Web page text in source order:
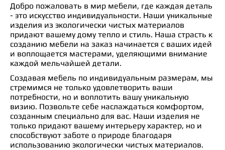
Добро пожаловать в мир мебели, где каждая деталь
- это искусство индивидуальности. Наши уникальные
изделия из экологически чистых материалов
придают вашему дому тепло и стиль. Наша страсть к
созданию мебели на заказ начинается с ваших идей
и воплощается мастерами, уделяющими внимание
каждой мельчайшей детали.
Создавая мебель по индивидуальным размерам, мы
стремимся не только удовлетворить ваши
потребности, но и воплотить вашу уникальную
визию. Позвольте себе наслаждаться комфортом,
созданным специально для вас. Наши изделия не
только придают вашему интерьеру характер, но и
способствуют заботе о природе благодаря
использованию экологически чистых материалов.